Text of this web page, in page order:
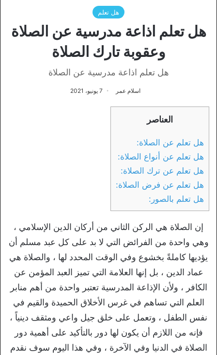
هل تعلم
هل تعلم اذاعة مدرسية عن الصلاة
وعقوبة تارك الصلاة
هل تعلم اذاعة مدرسية عن الصلاة
اسلام عمر 7 يونيو، 2021
العناصر
هل تعلم عن الصلاة:
هل تعلم عن أنواع الصلاة:
هل تعلم عن ترك الصلاة:
هل تعلم عن فرض الصلاة:
هل تعلم بالصور:
إن الصلاة هي الركن الثاني من أركان الدين الإسلامي ،
وهي واحدة من الفرائض التي لا بد على كل عبد مسلم أن
يؤديها كاملةً بخشوع وفي الوقت المحدد لها ، والصلاة هي
عماد الدين ، بل إنها العلامة التي تميز العبد المؤمن عن
الكافر ، ولأن الإذاعة المدرسية تعتبر واحدة من أهم منابر
العلم التي تساهم في غرس الأخلاق الحميدة والقيم في
نفس الطفل ، وتعمل على خلق جيل واعي ومثقف دينياً ،
فإنه من اللازم أن يكون لها دور بالتأكيد على أهمية دور
الصلاة في الدنيا وفي الآخرة ، وفي هذا اليوم سوف نقدم